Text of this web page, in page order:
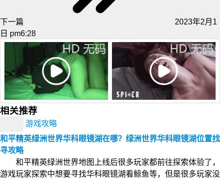
下一篇
2023年2月1
日 pm6:28
相关推荐
游戏攻略
和平精英绿洲世界华科眼镜湖在哪？绿洲世界华科眼镜湖位置找
寻攻略
和平精英绿洲世界地图上线后很多玩家都前往探索体验了，
游戏玩家探索中想要寻找华科眼镜湖看鲸鱼等，但是很多玩家没